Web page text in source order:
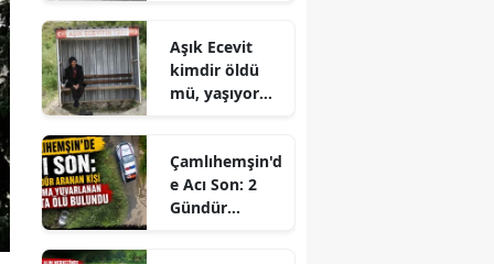
Aşık Ecevit
kimdir öldü
mü, yaşıyor
Çamlıhemşin'd
e Acı Son: 2
Gündür